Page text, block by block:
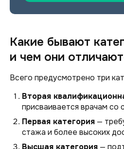
Какие бывают
и чем они
Всего предусмотрено три
Вторая
присваивается врачам со
Первая категория —
стажа и более высоких
Высшая категория —